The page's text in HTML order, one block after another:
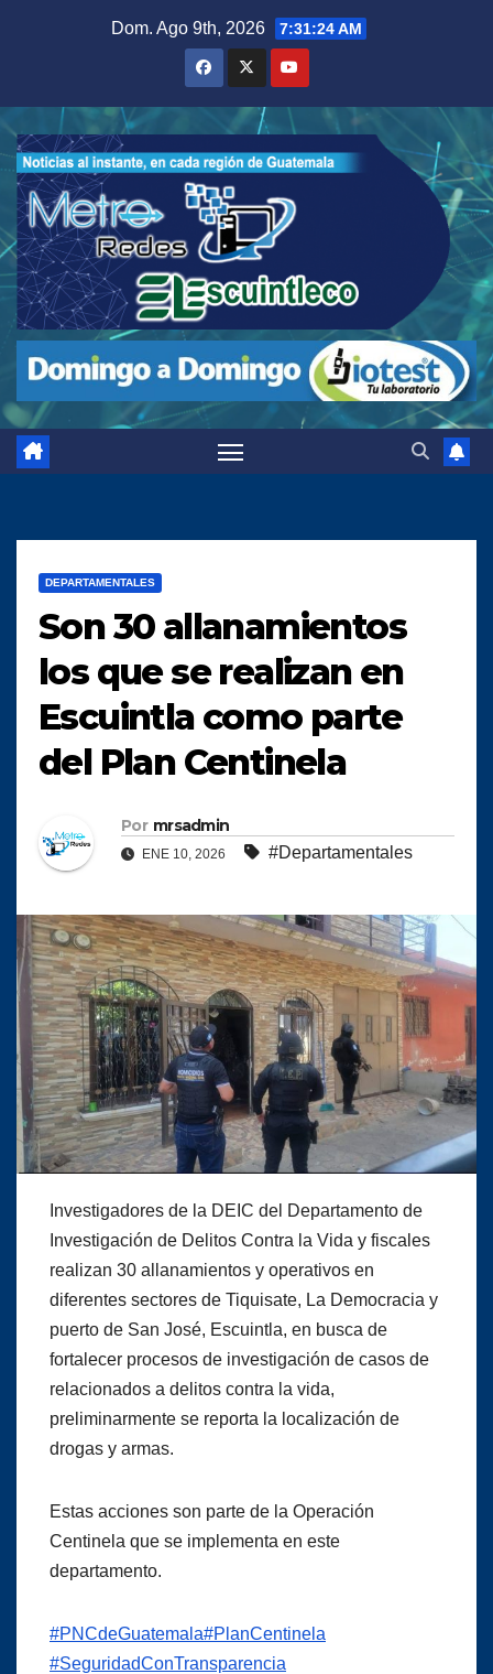
Dom. Ago 9th, 2026 7:31:25 AM
DEPARTAMENTALES
Son 30 allanamientos
los que se realizan en
Escuintla como parte
del Plan Centinela
Por mrsadmin
ENE 10, 2026 #Departamentales
Investigadores de la DEIC del Departamento de
Investigación de Delitos Contra la Vida y fiscales
realizan 30 allanamientos y operativos en
diferentes sectores de Tiquisate, La Democracia y
puerto de San José, Escuintla, en busca de
fortalecer procesos de investigación de casos de
relacionados a delitos contra la vida,
preliminarmente se reporta la localización de
drogas y armas.
Estas acciones son parte de la Operación
Centinela que se implementa en este
departamento.
#PNCdeGuatemala#PlanCentinela
#SeguridadConTransparencia